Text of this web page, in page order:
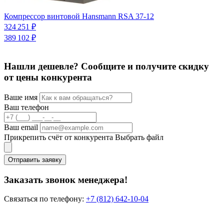
Компрессор винтовой Hansmann RSA 37-12
324 251 ₽
389 102 ₽
Нашли дешевле? Сообщите и получите скидку
от цены конкурента
Ваше имя
Ваш телефон
Ваш email
Прикрепить счёт от конкурента Выбрать файл
Отправить заявку
Заказать звонок менеджера!
Связаться по телефону: +7 (812) 642-10-04